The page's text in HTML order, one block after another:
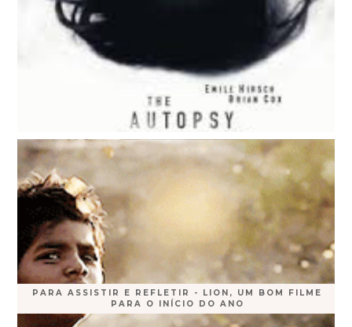
PARA ASSISTIR E REFLETIR - LION, UM BOM FILME
PARA O INÍCIO DO ANO